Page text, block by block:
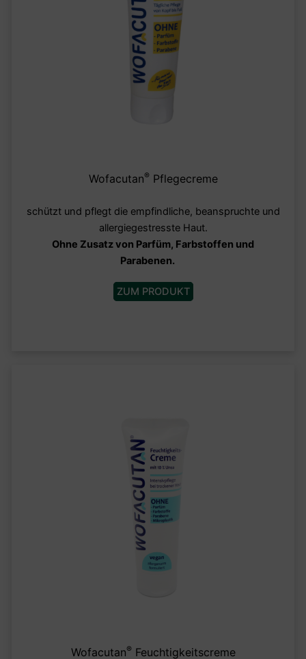
Wofacutan®Pflegecreme
schützt und pflegt die empfindliche, beanspruchte und
allergiegestresste Haut.
Ohne Zusatz von Parfüm, Farbstoffen und
Parabenen.
ZUM PRODUKT
Wofacutan®Feuchtigkeitscreme